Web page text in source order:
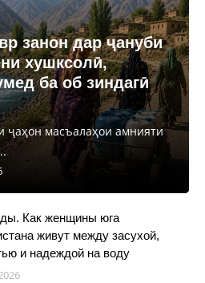
занон дар ҷануби
хушксолӣ,
ба об зиндагӣ
ҷаҳон масъалаҳои амнияти
Как женщины юга
живут между засухой,
и надеждой на воду